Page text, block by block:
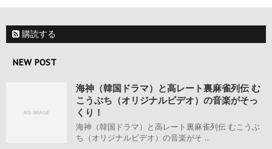
購読する
NEW POST
海神（韓国ドラマ）と高レート裏麻雀列伝 む
こうぶち（オリジナルビデオ）の音楽がそっ
くり！
海神（韓国ドラマ）と高レート裏麻雀列伝 むこうぶ
ち（オリジナルビデオ）の音楽がそ ...